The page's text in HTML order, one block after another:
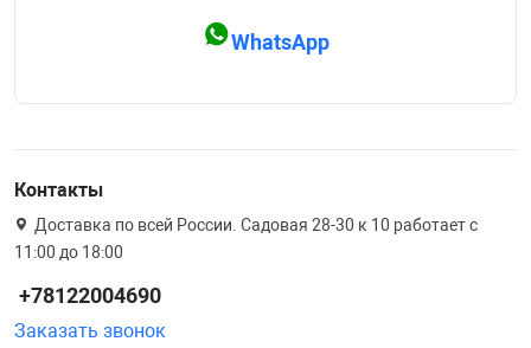
WhatsApp
Контакты
Доставка по всей России. Садовая 28-30 к 10 работает с
11:00 до 18:00
+78122004690
Заказать звонок